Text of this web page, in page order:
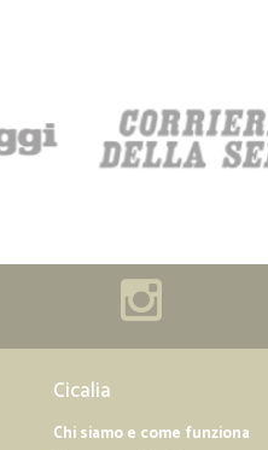
Cicalia
Chi siamo e come funziona